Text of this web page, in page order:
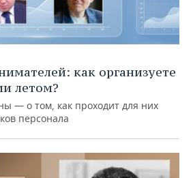
как организуете
летом?
— о том, как проходит для них
персонала